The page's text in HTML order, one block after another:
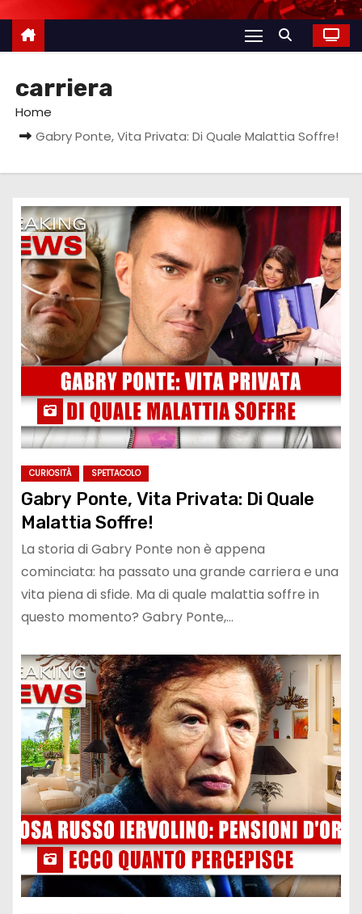
carriera
Home
Gabry Ponte, Vita Privata: Di Quale Malattia Soffre!
CURIOSITÀ SPETTACOLO
Gabry Ponte, Vita Privata: Di Quale
Malattia Soffre!
La storia di Gabry Ponte non è appena
cominciata: ha passato una grande carriera e una
vita piena di sfide. Ma di quale malattia soffre in
questo momento? Gabry Ponte,…